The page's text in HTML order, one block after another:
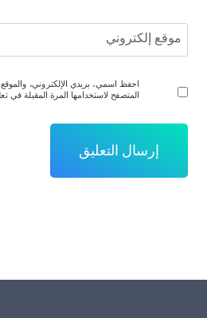
موقع إلكتروني
احفظ اسمي، بريدي الإلكتروني، والموقع
المتصفح لاستخدامها المرة المقبلة في